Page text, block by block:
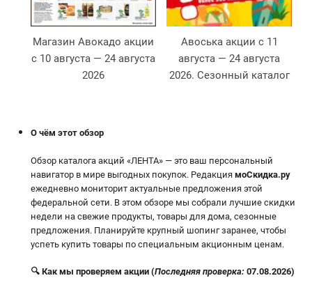
Магазин Авокадо акции
с 10 августа — 24 августа
2026
Авоська акции с 11
августа — 24 августа
2026. Сезонный каталог
О чём этот обзор
Обзор каталога акций «ЛЕНТА» — это ваш персональный
навигатор в мире выгодных покупок. Редакция моСкидка.ру
ежедневно мониторит актуальные предложения этой
федеральной сети. В этом обзоре мы собрали лучшие скидки
недели на свежие продукты, товары для дома, сезонные
предложения. Планируйте крупный шопинг заранее, чтобы
успеть купить товары по специальным акционным ценам.
🔍 Как мы проверяем акции (Последняя проверка: 07.08.2026)